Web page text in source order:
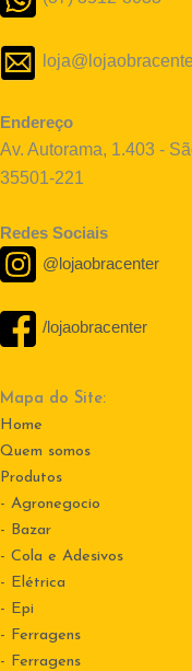
Endereço
Av. Autorama, 1.403 -
35501-221
Redes Sociais
@lojaobracenter
/lojaobracenter
Mapa do Site:
Home
Quem somos
Produtos
- Agronegocio
- Bazar
- Cola e Adesivos
- Elétrica
- Epi
- Ferragens
- Ferragens